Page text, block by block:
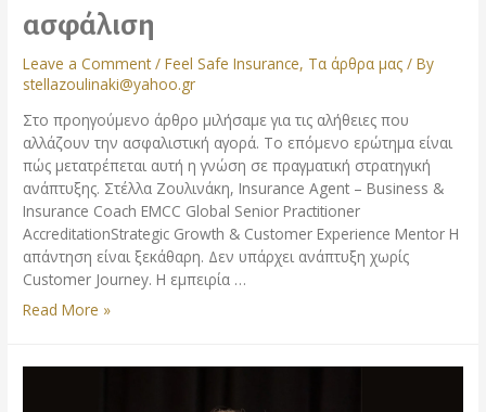
ασφάλιση
Leave a Comment /Feel Safe Insurance, Τα άρθρα μας / By
stellazoulinaki@yahoo.gr
Στο προηγούμενο άρθρο μιλήσαμε για τις αλήθειες που
αλλάζουν την ασφαλιστική αγορά. Το επόμενο ερώτημα είναι
πώς μετατρέπεται αυτή η γνώση σε πραγματική στρατηγική
ανάπτυξης. Στέλλα Ζουλινάκη, Insurance Agent – Business &
Insurance Coach EMCC Global Senior Practitioner
AccreditationStrategic Growth & Customer Experience Mentor Η
απάντηση είναι ξεκάθαρη. Δεν υπάρχει ανάπτυξη χωρίς
Customer Journey. Η εμπειρία …
Read More »